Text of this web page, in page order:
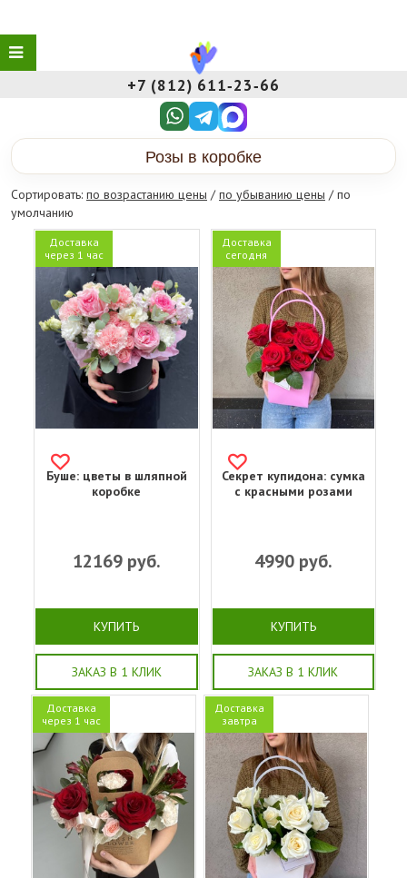
+7 (812) 611‑23‑66
Розы в коробке
Сортировать: по возрастанию цены /по убыванию цены / по
умолчанию
Доставка
через 1 час
Буше: цветы в шляпной
коробке
12169руб.
КУПИТЬ
ЗАКАЗ В 1 КЛИК
Доставка
сегодня
Секрет купидона: сумка
с красными розами
4990руб.
КУПИТЬ
ЗАКАЗ В 1 КЛИК
Доставка
через 1 час
Доставка
завтра